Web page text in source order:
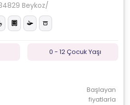
Beykoz/
0 - 12 Çocuk Yaşı
Başlayan
fiyatlarla